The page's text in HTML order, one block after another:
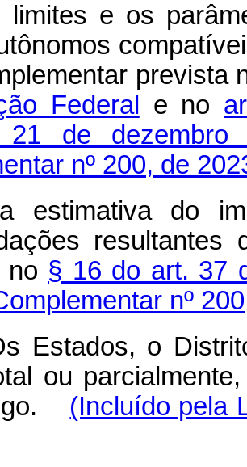
e os
prevista
Federal
e no
de dezembro
nº 200, de
estimativa do
no § 16 do art. 37
nº
Estados, o
ou
(Incluído pela